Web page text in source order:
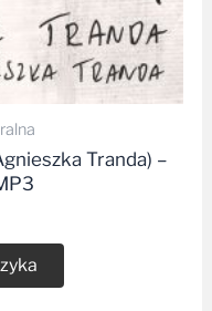
Tranda) –